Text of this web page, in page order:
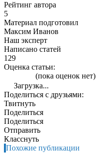
Рейтинг автора
5
Материал подготовил
Максим Иванов
Наш эксперт
Написано статей
129
Оценка статьи:
(пока оценок нет)
Загрузка...
Поделиться с друзьями:
Твитнуть
Поделиться
Поделиться
Отправить
Класснуть
Похожие публикации